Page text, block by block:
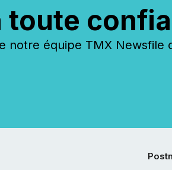
toute
notre équipe TMX